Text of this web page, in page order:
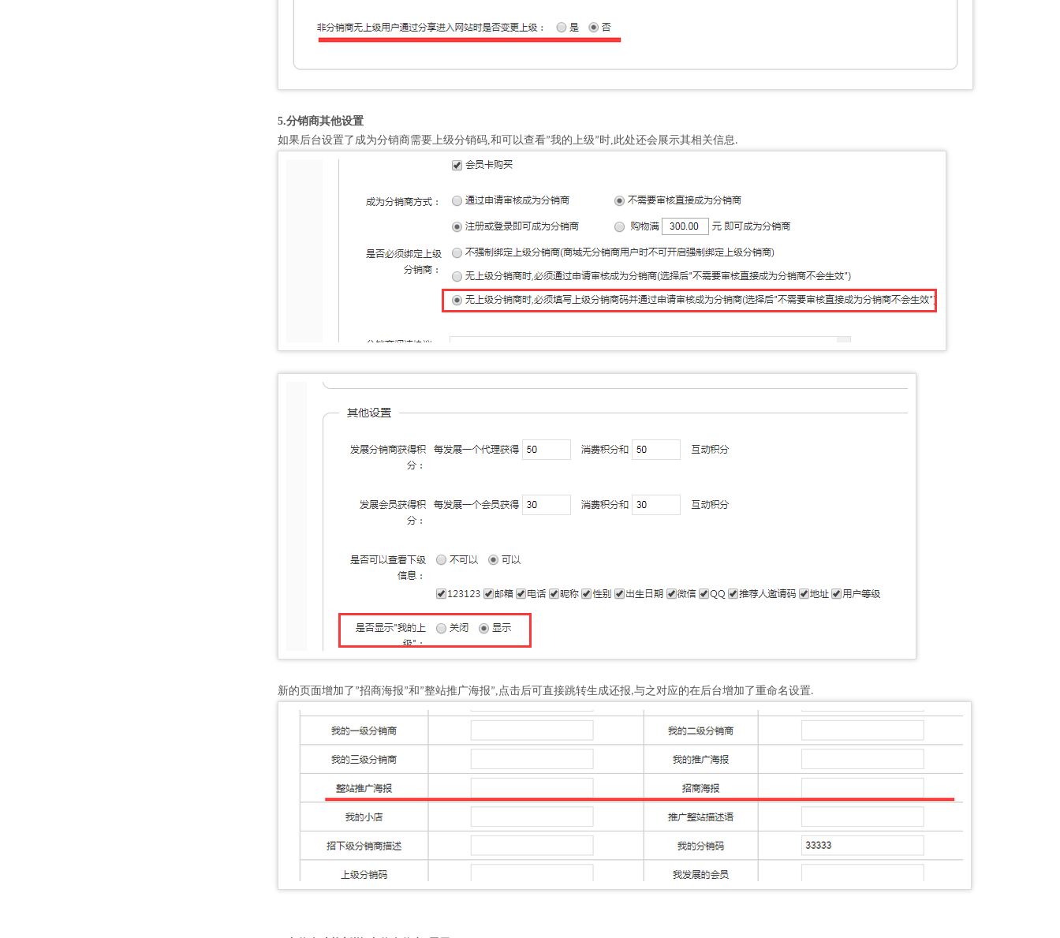
5.分销商其他设置
如果后台设置了成为分销商需要上级分销码,和可以查看”我的上级”时,此处还会展示其相关信息.
新的页面增加了 ”招商海报”和 ”整站推广海报”,点击后可直接跳转生成还报,与之对应的在后台增加了重命名设置.